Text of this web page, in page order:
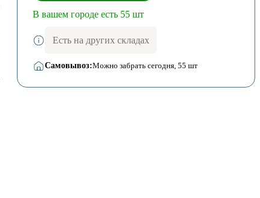
В вашем городе есть 55 шт
Есть на других складах
Самовывоз:Можно забрать сегодня, 55 шт